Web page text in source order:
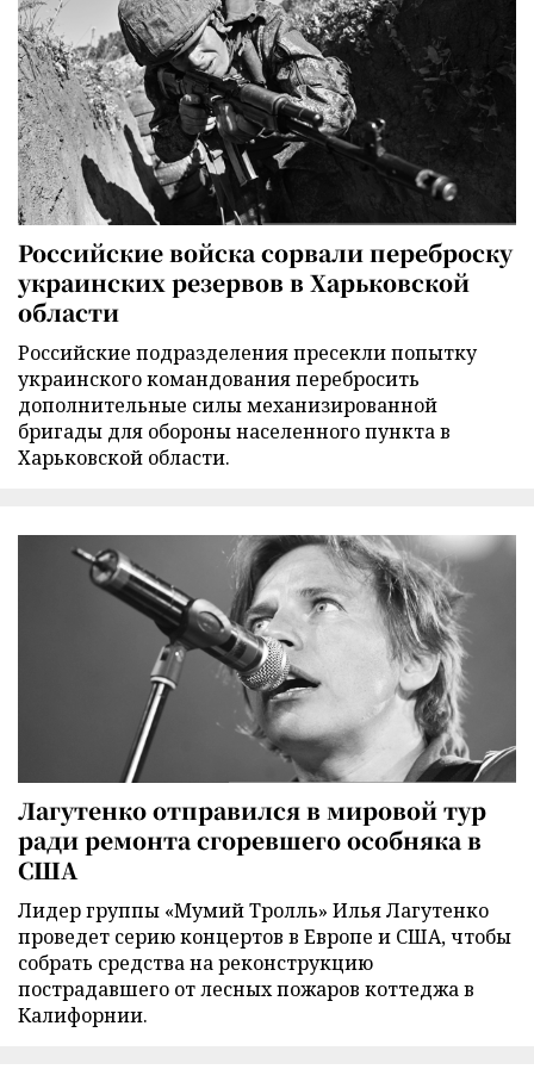
Российские войска сорвали переброску
украинских резервов в Харьковской
области
Российские подразделения пресекли попытку
украинского командования перебросить
дополнительные силы механизированной
бригады для обороны населенного пункта в
Харьковской области.
Лагутенко отправился в мировой тур
ради ремонта сгоревшего особняка в
США
Лидер группы «Мумий Тролль» Илья Лагутенко
проведет серию концертов в Европе и США, чтобы
собрать средства на реконструкцию
пострадавшего от лесных пожаров коттеджа в
Калифорнии.